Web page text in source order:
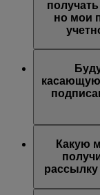
flydubai.
вашему
но мои
связан с
Эмирейтс
совпадает с
Skywards.
Личные
компании
flydubai
Какую